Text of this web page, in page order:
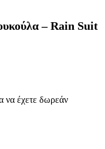
– Rain Suit
να έχετε δωρεάν